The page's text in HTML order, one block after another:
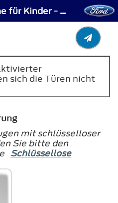
Rückhaltesysteme für Kinder - Kindersicherung
sich die Türen nicht
mit schlüsselloser
Sie bitte den
Schlüssellose